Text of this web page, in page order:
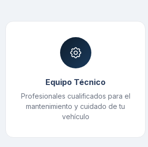
Equipo Técnico
Profesionales cualificados para el
mantenimiento y cuidado de tu
vehículo